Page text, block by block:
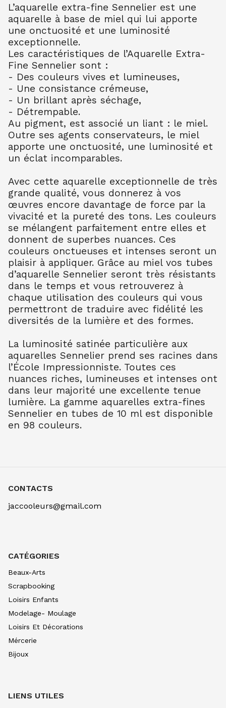
7.90€ TTC 7.89 € TTC
AQUARELLE EXTRA FINE TUBE 10 ML
BLEU CERULEUM 302
10.99€ TTC 10.99 € TTC
AQUARELLE EXTRA FINE TUBE 10 ML
BLEU COB FONC 309
10.99€ TTC 10.99€ TTC
AQUARELLE EXTRA FINE TUBE 10 ML
BLEU OUTR FR 314
8.80 € TTC 8.80€ TTC
AQUARELLE EXTRA FINE TUBE 10 ML
BLEU ROYAL 322
7.90€ TTC 7.89€ TTC
AQUARELLE EXTRA FINE TUBE 10 ML
TURQU PHTALO 341
8.80€ TTC 8.80 € TTC
AQUARELLE EXTRA FINE TUBE 10 ML
BLEU INDENTHR 395
10.00 € TTC
AQUARELLE EXTRA FINE TUBE 10 ML
TER OMB BR 202
7.90€ TTC 7.89€ TTC
AQUARELLE EXTRA FINE TUBE 10 ML
TER OMB NAT 205
7.90 € TTC 7.89€ TTC
AQUARELLE EXTRA FINE TUBE 10 ML
7.90€ TTC 7.89 € TTC
AQUARELLE EXTRA FINE TUBE 10 ML
TER SIEN BR 211
7.90€ TTC 7.89€ TTC
AQUARELLE EXTRA FINE TUBE 10 ML
TERRE VERT NAT 213
7.90 € TTC 7.89 € TTC
AQUARELLE EXTRA FINE TUBE 10 ML
BLEU COB VERIT 307
AQUARELLE EXTRA FINE TUBE 10 ML
7.90
BLEU OUTRE CL 312
AQUARELLE EXTRA FINE TUBE 10 ML
L’aquarelle extra-fine Sennelier est une
aquarelle à base de miel qui lui apporte
une onctuosité et une luminosité
exceptionnelle.
Les caractéristiques de l’Aquarelle Extra-
Fine Sennelier sont :
- Des couleurs vives et lumineuses,
- Une consistance crémeuse,
- Un brillant après séchage,
- Détrempable.
Au pigment, est associé un liant : le miel.
Outre ses agents conservateurs, le miel
apporte une onctuosité, une luminosité et
un éclat incomparables.
Avec cette aquarelle exceptionnelle de très
grande qualité, vous donnerez à vos
œuvres encore davantage de force par la
vivacité et la pureté des tons. Les couleurs
se mélangent parfaitement entre elles et
donnent de superbes nuances. Ces
couleurs onctueuses et intenses seront un
plaisir à appliquer. Grâce au miel vos tubes
d’aquarelle Sennelier seront très résistants
dans le temps et vous retrouverez à
chaque utilisation des couleurs qui vous
permettront de traduire avec fidélité les
diversités de la lumière et des formes.
La luminosité satinée particulière aux
aquarelles Sennelier prend ses racines dans
l’École Impressionniste. Toutes ces
nuances riches, lumineuses et intenses ont
dans leur majorité une excellente tenue
lumière. La gamme aquarelles extra-fines
Sennelier en tubes de 10 ml est disponible
en 98 couleurs.
CONTACTS
jaccooleurs@gmail.com
CATÉGORIES
Beaux-Arts
Scrapbooking
Loisirs Enfants
Modelage- Moulage
Loisirs Et Décorations
Mércerie
Bijoux
LIENS UTILES